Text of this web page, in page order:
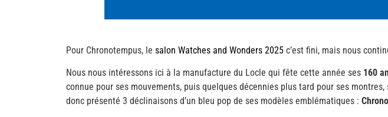
Pour Chronotempus, le salon Watches and Wonders 2025 c’est fini, mais nous
Nous nous intéressons ici à la manufacture du Locle qui fête cette année ses 160
connue pour ses mouvements, puis quelques décennies plus tard pour ses
donc présenté 3 déclinaisons d’un bleu pop de ses modèles emblématiques :